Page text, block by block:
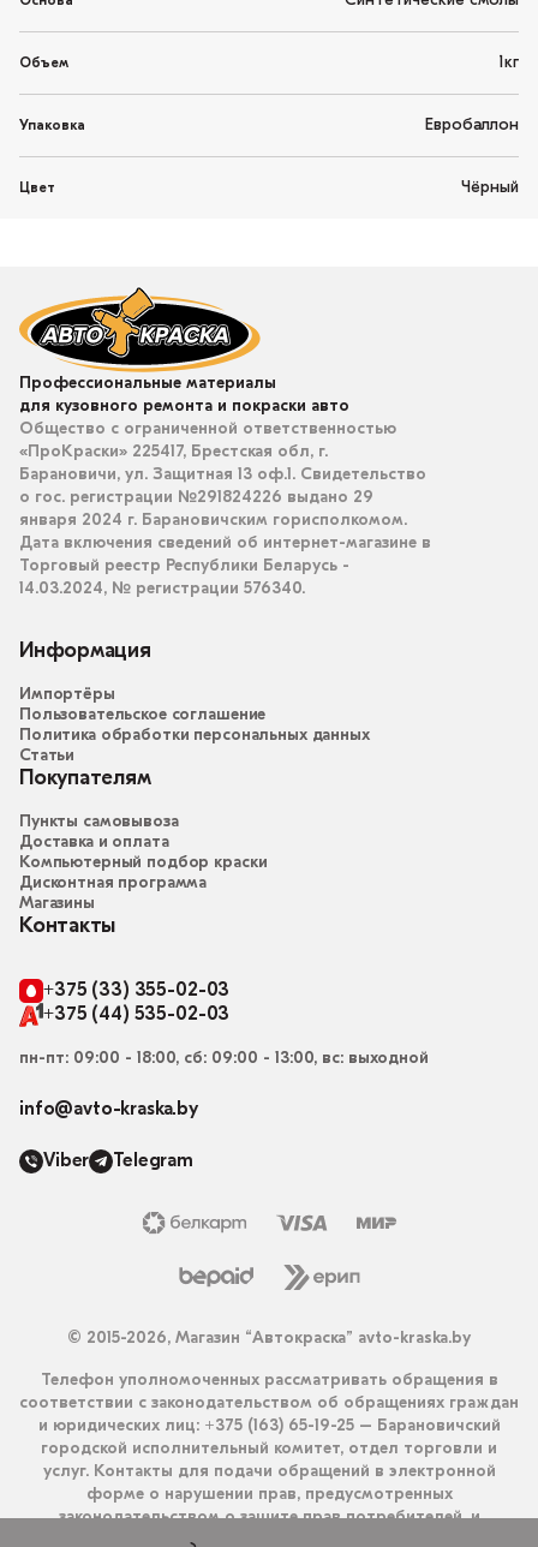
Объем 1кг
Упаковка Евробаллон
Цвет Чёрный
Профессиональные материалы
для кузовного ремонта и покраски авто
Общество с ограниченной ответственностью
«ПроКраски» 225417, Брестская обл, г.
Барановичи, ул. Защитная 13 оф.1. Свидетельство
о гос. регистрации №291824226 выдано 29
января 2024 г. Барановичским горисполкомом.
Дата включения сведений об интернет-магазине в
Торговый реестр Республики Беларусь -
14.03.2024, № регистрации 576340.
Информация
Импортёры
Пользовательское соглашение
Политика обработки персональных данных
Статьи
Покупателям
Пункты самовывоза
Доставка и оплата
Компьютерный подбор краски
Дисконтная программа
Магазины
Контакты
+375 (33) 355-02-03
+375 (44) 535-02-03
пн-пт: 09:00 - 18:00, сб: 09:00 - 13:00, вс: выходной
info@avto-kraska.by
Viber Telegram
© 2015-2026, Магазин “Автокраска” avto-kraska.by
Телефон уполномоченных рассматривать обращения в
соответствии с законодательством об обращениях граждан
и юридических лиц: +375 (163) 65-19-25 – Барановичский
городской исполнительный комитет, отдел торговли и
услуг. Контакты для подачи обращений в электронной
форме о нарушении прав, предусмотренных
законодательством о защите прав потребителей, и
получения ответа на них: info@avto-kraska.by и